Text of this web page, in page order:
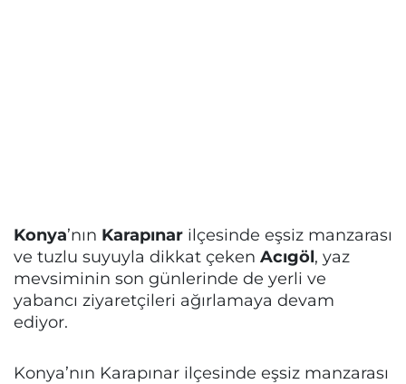
Konya’nın Karapınar ilçesinde eşsiz manzarası
ve tuzlu suyuyla dikkat çeken Acıgöl, yaz
mevsiminin son günlerinde de yerli ve
yabancı ziyaretçileri ağırlamaya devam
ediyor.
Konya’nın Karapınar ilçesinde eşsiz manzarası